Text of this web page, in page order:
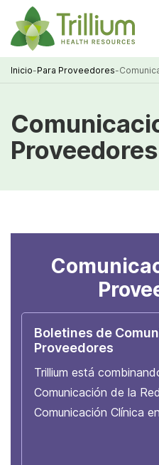
Skip
to
Main
Content
Inicio-Para Proveedores-
Proveedores
Boletines de
Proveedores
Trillium está
Comunicación de la
Comunicación Clínica